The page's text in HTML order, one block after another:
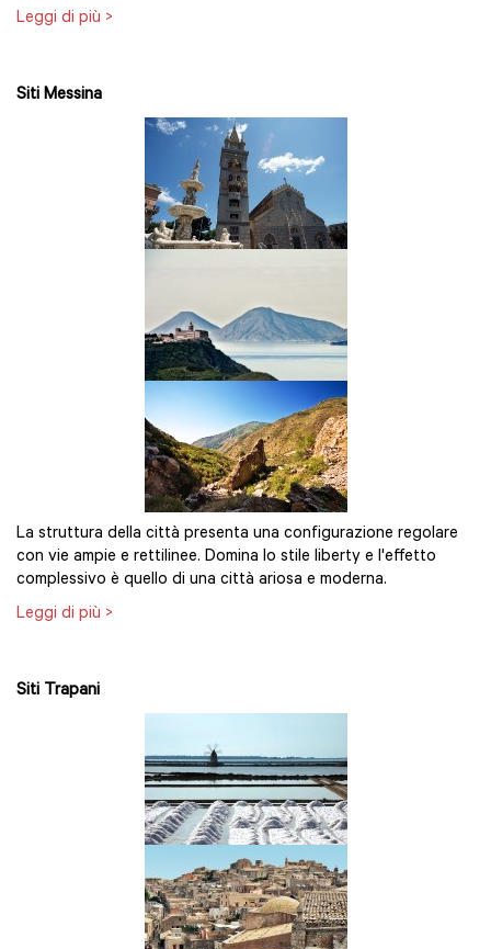
Leggi di più >
Siti Messina
La struttura della città presenta una configurazione regolare
con vie ampie e rettilinee. Domina lo stile liberty e l'effetto
complessivo è quello di una città ariosa e moderna.
Leggi di più >
Siti Trapani